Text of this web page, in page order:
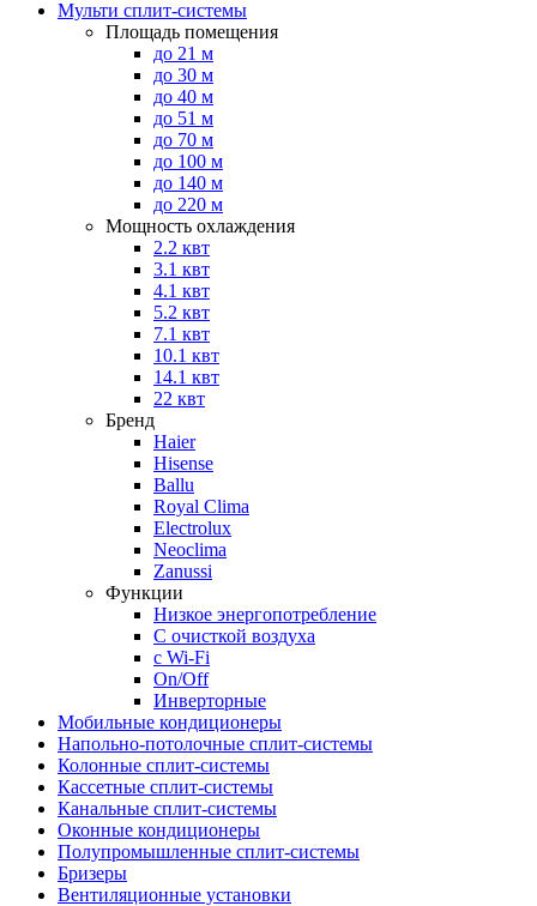
Мульти сплит-системы
Площадь помещения
до 21 м
до 30 м
до 40 м
до 51 м
до 70 м
до 100 м
до 140 м
до 220 м
Мощность охлаждения
2.2 квт
3.1 квт
4.1 квт
5.2 квт
7.1 квт
10.1 квт
14.1 квт
22 квт
Бренд
Haier
Hisense
Ballu
Royal Clima
Electrolux
Neoclima
Zanussi
Функции
Низкое энергопотребление
С очисткой воздуха
с Wi-Fi
On/Off
Инверторные
Мобильные кондиционеры
Напольно-потолоч​ные ​сплит-системы
Колонные ​​сплит-системы
Кассетные сплит-системы
Канальные сплит-системы
Оконные кондиционеры
Полупромышленные сплит-системы
Бризеры
Вентиляционные установки